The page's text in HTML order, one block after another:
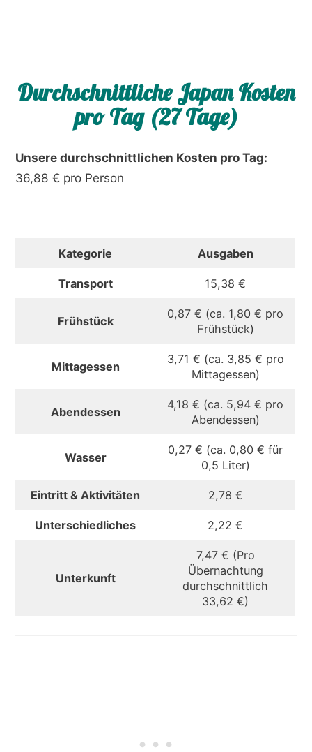
Durchschnittliche Japan Kosten
pro Tag (27 Tage)
Unsere durchschnittlichen Kosten pro Tag:
36,88 € pro Person
Kategorie Ausgaben
Transport 15,38 €
Frühstück
0,87 € (ca. 1,80 € pro
Frühstück)
Mittagessen
3,71 € (ca. 3,85 € pro
Mittagessen)
Abendessen
4,18 € (ca. 5,94 € pro
Abendessen)
Wasser
0,27 € (ca. 0,80 € für
0,5 Liter)
Eintritt & Aktivitäten 2,78 €
Unterschiedliches 2,22 €
Unterkunft
7,47 € (Pro
Übernachtung
durchschnittlich
33,62 €)